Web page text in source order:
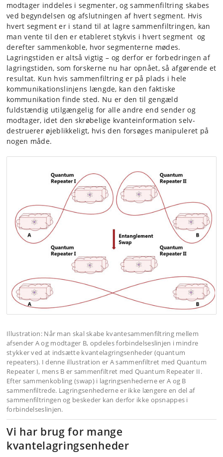
modtager inddeles i segmenter, og sammenfiltring skabes
ved begyndelsen og afslutningen af hvert segment. Hvis
hvert segment er i stand til at lagre sammenfiltringen, kan
man vente til den er etableret stykvis i hvert segment og
derefter sammenkoble, hvor segmenterne mødes.
Lagringstiden er altså vigtig – og derfor er forbedringen af
lagringstiden, som forskerne nu har opnået, så afgørende et
resultat. Kun hvis sammenfiltring er på plads i hele
kommunikationslinjens længde, kan den faktiske
kommunikation finde sted. Nu er den til gengæld
fuldstændig utilgængelig for alle andre end sender og
modtager, idet den skrøbelige kvanteinformation selv-
destruerer øjeblikkeligt, hvis den forsøges manipuleret på
nogen måde.
Illustration: Når man skal skabe kvantesammenfiltring mellem
afsender A og modtager B, opdeles forbindelseslinjen i mindre
stykker ved at indsætte kvantelagringsenheder (quantum
repeaters). I denne illustration er A sammenfiltret med Quantum
Repeater I, mens B er sammenfiltret med Quantum Repeater II.
Efter sammenkobling (swap) i lagringsenhederne er A og B
sammenfiltrede. Lagringsenhederne er ikke længere en del af
sammenfiltringen og beskeder kan derfor ikke opsnappes i
forbindelseslinjen.
Vi har brug for mange
kvantelagringsenheder